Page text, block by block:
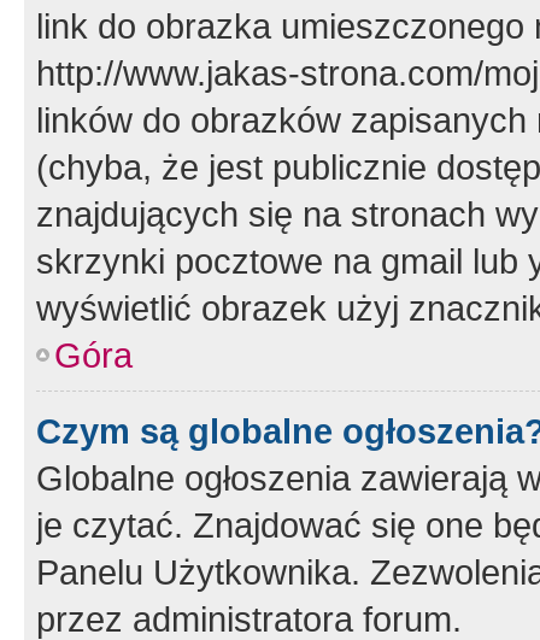
link do obrazka
http://www.jakas-strona.com/
linków do obrazków
(chyba, że jest publicznie
znajdujących się na stronach
skrzynki pocztowe na gmail lub
wyświetlić obrazek użyj
Góra
Czym są globalne
Globalne ogłoszenia zawierają
je czytać. Znajdować się one
Panelu Użytkownika.
przez administratora forum.